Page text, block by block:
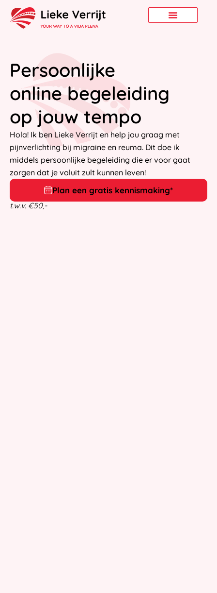
Persoonlijke
online begeleiding
op jouw tempo
Hola! Ik ben Lieke Verrijt en help jou graag met
pijnverlichting bij migraine en reuma. Dit doe ik
middels persoonlijke begeleiding die er voor gaat
zorgen dat je voluit zult kunnen leven!
Plan een gratis kennismaking*
t.w.v. €50,-